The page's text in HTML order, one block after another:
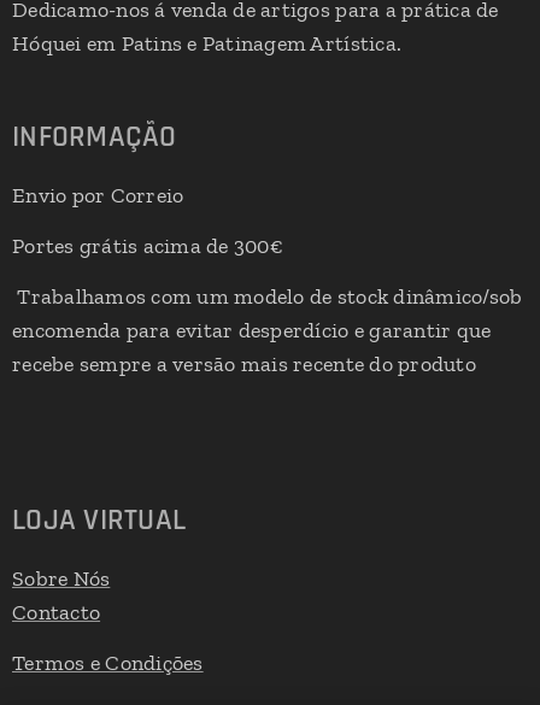
Dedicamo-nos á venda de artigos para a prática de
Hóquei em Patins e Patinagem Artística.
INFORMAÇÃO
Envio por Correio
Portes grátis acima de 300€
Trabalhamos com um modelo de stock dinâmico/sob
encomenda para evitar desperdício e garantir que
recebe sempre a versão mais recente do produto
LOJA VIRTUAL
Sobre Nós
Contacto
Termos e Condições